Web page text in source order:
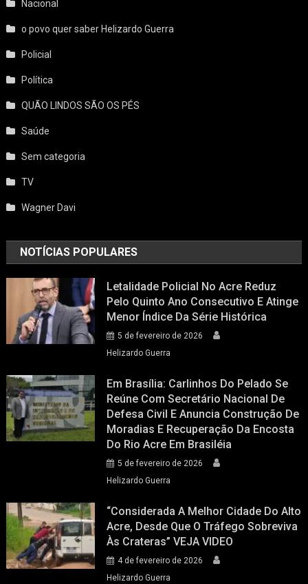
Nacional
o povo quer saber Helizardo Guerra
Policial
Política
QUÃO LINDOS SÃO OS PÉS
Saúde
Sem categoria
TV
Wagner Davi
NOTÍCIAS POPULARES
Letalidade Policial No Acre Reduz
Pelo Quinto Ano Consecutivo E Atinge
Menor Índice Da Série Histórica
5 de fevereiro de 2026
Helizardo Guerra
Em Brasília: Carlinhos Do Pelado Se
Reúne Com Secretário Nacional De
Defesa Civil E Anuncia Construção De
Moradias E Recuperação Da Encosta
Do Rio Acre Em Brasiléia
5 de fevereiro de 2026
Helizardo Guerra
“Considerada A Melhor Cidade Do Alto
Acre, Desde Que O Tráfego Sobreviva
Às Crateras” VEJA VIDEO
4 de fevereiro de 2026
Helizardo Guerra